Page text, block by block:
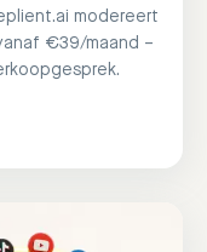
modereert
€39/maand –